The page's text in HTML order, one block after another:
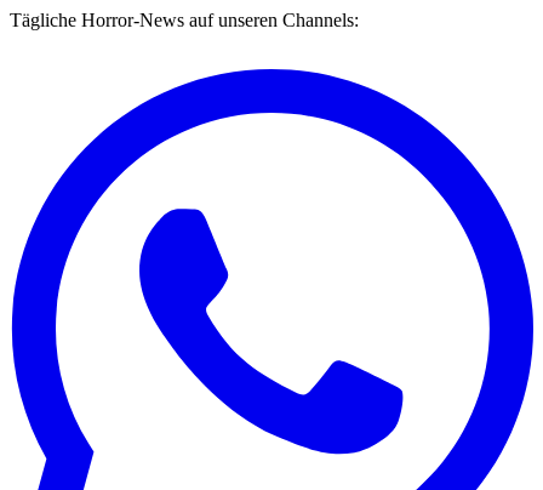
Tägliche Horror-News auf unseren Channels: